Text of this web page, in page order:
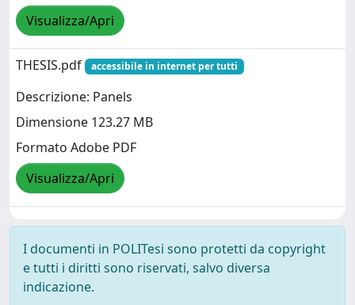
Visualizza/Apri
THESIS.pdf accessibile in internet per tutti
Descrizione: Panels
Dimensione 123.27 MB
Formato Adobe PDF
Visualizza/Apri
I documenti in POLITesi sono protetti da copyright
e tutti i diritti sono riservati, salvo diversa
indicazione.